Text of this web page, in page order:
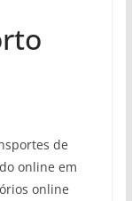
de
online em
online